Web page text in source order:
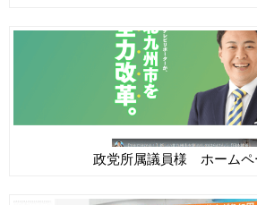
政党所属議員様 ホームペ